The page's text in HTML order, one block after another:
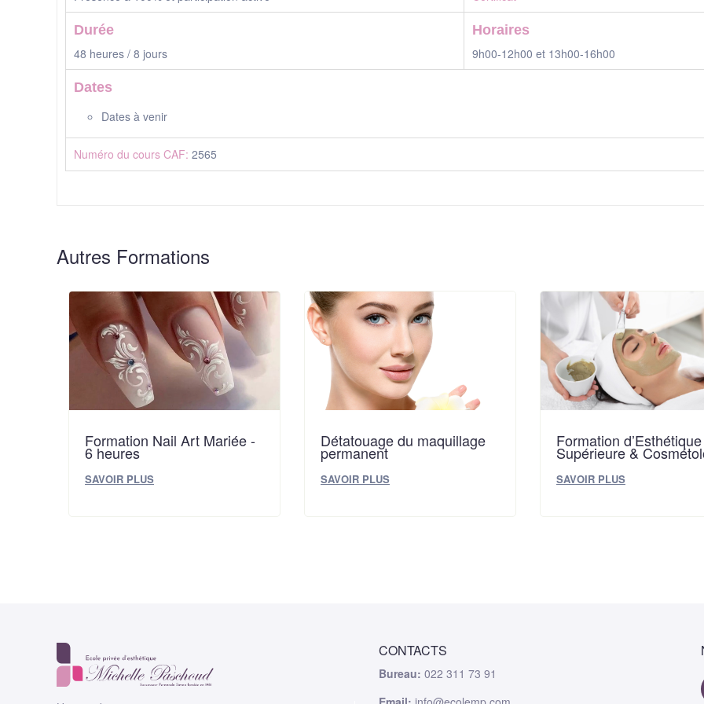
Durée
48 heures / 8 jours
Horaires
9h00-12h00 et 13h00-16h00
Dates
Dates à venir
Numéro du cours CAF: 2565
Autres Formations
Formation Nail Art Mariée -
6 heures
SAVOIR PLUS
Détatouage du maquillage
permanent
SAVOIR PLUS
Formation d’Esthétique
Supérieure &
SAVOIR PLUS
CONTACTS
Bureau: 022 311 73 91